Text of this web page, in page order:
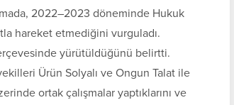
2022–2023 döneminde Hukuk
hareket etmediğini vurguladı.
yürütüldüğünü belirtti.
Ürün Solyalı ve Ongun Talat ile
ortak çalışmalar yaptıklarını ve